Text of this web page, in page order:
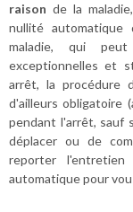
raison de la
nullité automatique
maladie, qui
exceptionnelles et
arrêt, la procédure
d'ailleurs obligatoire
pendant l'arrêt, sauf
déplacer ou de
reporter
automatique pour